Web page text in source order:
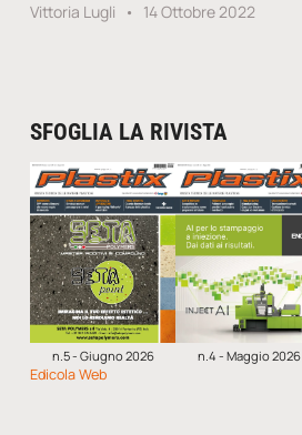
Vittoria Lugli 14 Ottobre 2022
SFOGLIA LA RIVISTA
n.5 - Giugno 2026 n.4 - Maggio 2026
Edicola Web